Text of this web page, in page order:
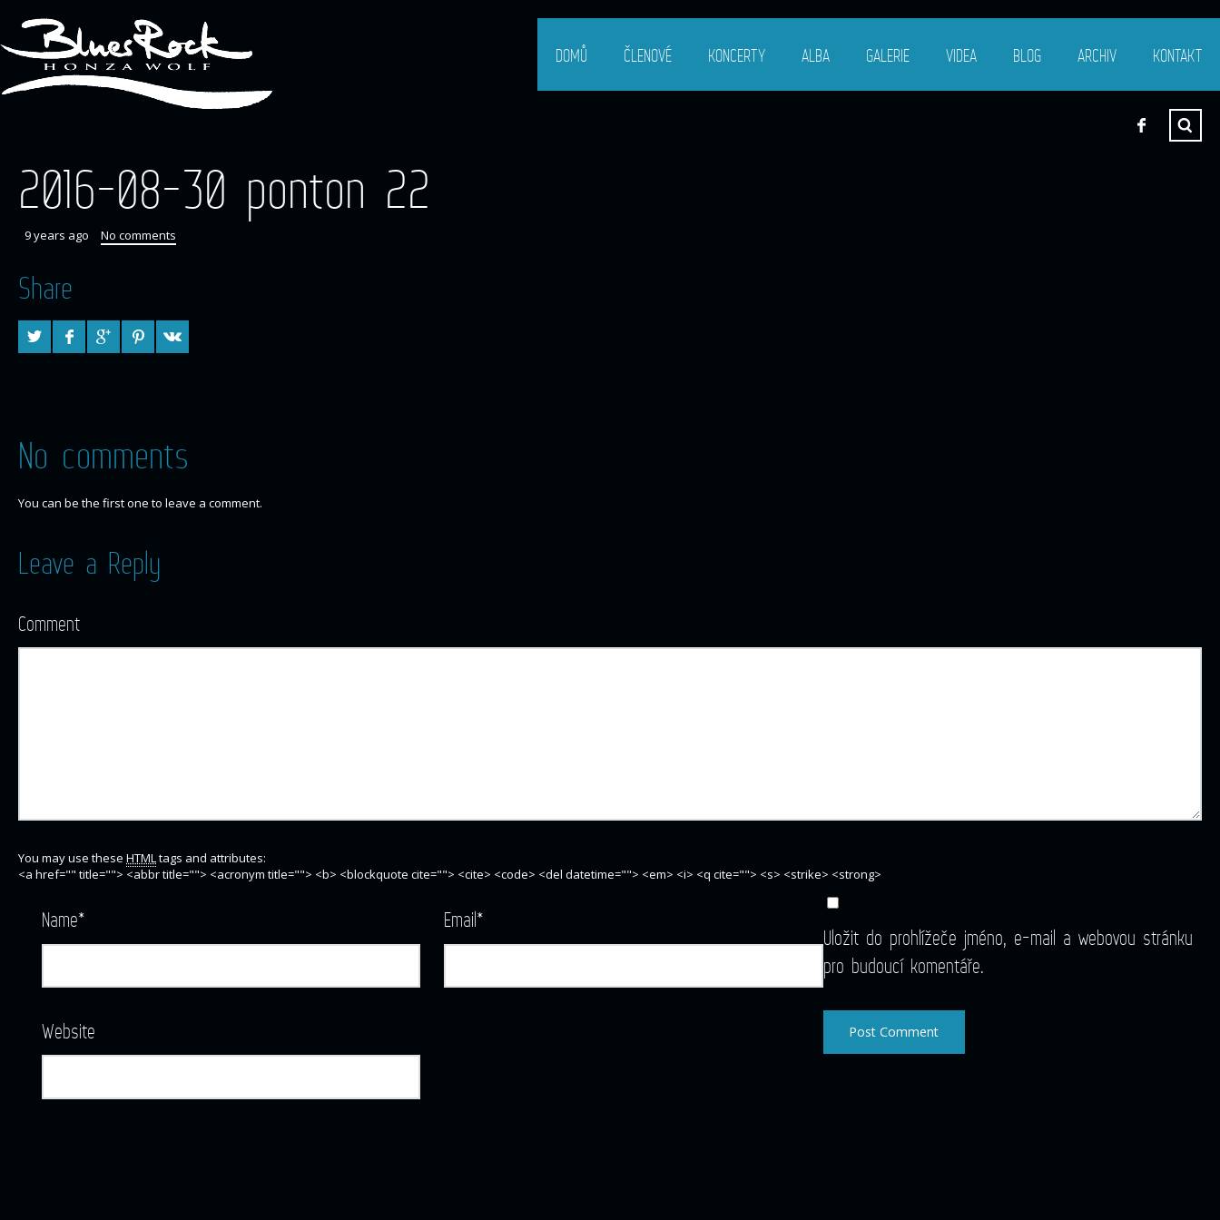
DOMŮ ČLENOVÉ KONCERTY ALBA GALERIE VIDEA BLOG ARCHIV KONTAKT
2016-08-30 ponton 22
9 years ago No comments
Share
No comments
You can be the first one to leave a comment.
Leave a Reply
Comment
You may use these HTMLtags and attributes:
<a href="" title=""> <abbr title=""> <acronym title=""> <b> <blockquote cite=""> <cite> <code> <del datetime=""> <em> <i> <q cite=""> <s> <strike> <strong>
Name* Email*
Website
Uložit do prohlížeče jméno, e-mail a webovou stránku
pro budoucí komentáře.